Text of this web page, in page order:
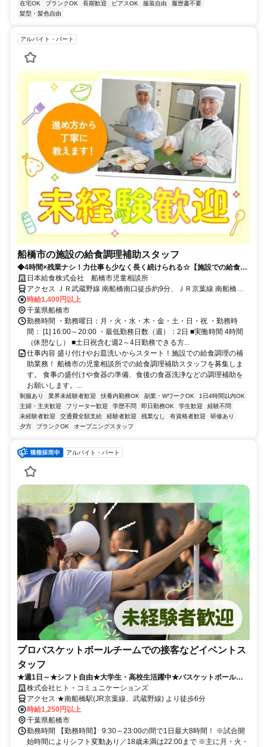
在宅OK
ブランクOK 長期歓迎 ピアスOK 服装自由
履歴書不要
髪型・髪色自由
アルバイト・パート
船橋市の施設の給食調理補助スタッフ
◆4時間×残業ナシ！力仕事も少なく長く続けられる☆【施設での給食調
理補助】
日本給食株式会社 船橋市児童相談所
アクセス ＪＲ武蔵野線 南船橋南口徒歩約9分、ＪＲ京葉線 南船橋南
口徒歩約9分、京成本線 船橋競馬場南口徒歩約23分
時給1,400円以上
千葉県船橋市
勤務時間 ・勤務曜日：月・火・水・木・金・土・日・祝 ・勤務時
間： [1] 16:00～20:00 ・最低勤務日数（週）：2日 ■実働時間 4時間
（休憩なし） ■土日祝含む週2～4日勤務できる方...
仕事内容 盛り付けやお皿洗いからスタート！施設での給食調理の補
助業務！ 船橋市の児童相談所での給食調理補助スタッフを募集しま
す。 食事の盛付けや食器の準備、食後の食器洗浄などの調理補助を
お願いします。...
制服あり 業界未経験者歓迎 扶養内勤務OK 副業・WワークOK
1日4時間以内OK
主婦・主夫歓迎
フリーター歓迎 学歴不問 即日勤務OK 学生歓迎
経験不問
未経験者歓迎
交通費全額支給 経験者歓迎 残業なし 有資格者歓迎
研修あり
夕方
ブランクOK オープニングスタッフ
アルバイト・パート
プロバスケットボールチームでの接客などイベントス
タッフ
★週1日～★シフト自由★大学生・高校生活躍中★バスケットボールチ
ームのグッズ販売・受付
株式会社ヒト・コミュニケーションズ
アクセス ★南船橋駅(JR京葉線、武蔵野線) より徒歩6分
時給1,250円以上
千葉県船橋市
勤務時間 【勤務時間】 9:30～23:00の間で1日最大8時間！ ※試合開
始時間によりシフト変動あり／18歳未満は22:00まで ※主に月・火・